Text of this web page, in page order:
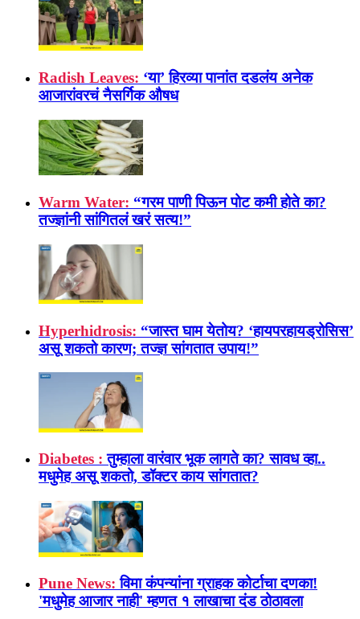
Radish Leaves: ‘या’ हिरव्या पानांत दडलंय अनेक
आजारांवरचं नैसर्गिक औषध
Warm Water: “गरम पाणी पिऊन पोट कमी होते का?
तज्ज्ञांनी सांगितलं खरं सत्य!”
Hyperhidrosis: “जास्त घाम येतोय? ‘हायपरहायड्रोसिस’
असू शकतो कारण; तज्ज्ञ सांगतात उपाय!”
Diabetes : तुम्हाला वारंवार भूक लागते का? सावध व्हा..
मधुमेह असू शकतो, डॉक्टर काय सांगतात?
Pune News: विमा कंपन्यांना ग्राहक कोर्टाचा दणका!
'मधुमेह आजार नाही' म्हणत १ लाखाचा दंड ठोठावला